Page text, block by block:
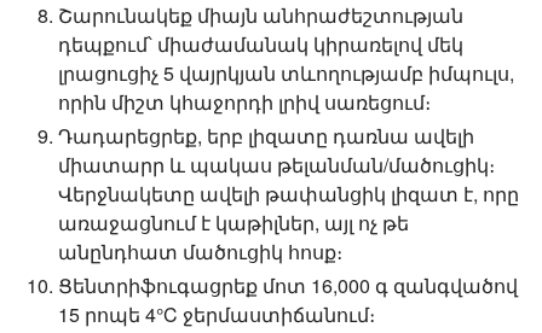
Շարունակեք միայն անհրաժեշտության
դեպքում՝ միաժամանակ կիրառելով մեկ
լրացուցիչ 5 վայրկյան տևողությամբ իմպուլս,
որին միշտ կհաջորդի լրիվ սառեցում։
Դադարեցրեք, երբ լիզատը դառնա ավելի
միատարր և պակաս թելանման/մածուցիկ։
Վերջնակետը ավելի թափանցիկ լիզատ է, որը
առաջացնում է կաթիլներ, այլ ոչ թե
անընդհատ մածուցիկ հոսք։
Ցենտրիֆուգացրեք մոտ 16,000 գ զանգվածով
15 րոպե 4°C ջերմաստիճանում։